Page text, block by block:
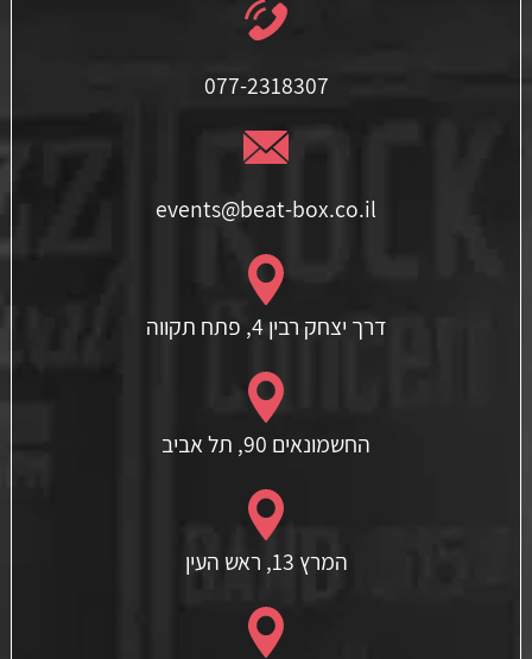
077-2318307
events@beat-box.co.il
דרך יצחק רבין 4, פתח תקווה
החשמונאים 90, תל אביב
המרץ 13, ראש העין